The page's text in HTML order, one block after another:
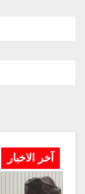
آخر الاخبار